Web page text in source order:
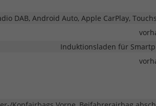
DAB, Android Auto, Apple CarPlay,
Induktionsladen für